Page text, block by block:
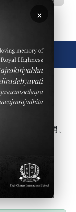
2025 - 10:12
盈利的，且男、
×